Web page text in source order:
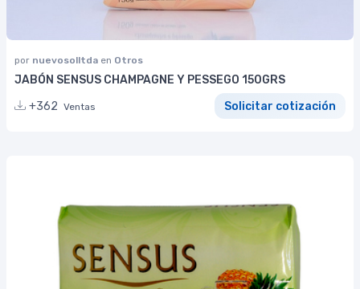
por nuevosolltda en Otros
JABÓN SENSUS CHAMPAGNE Y PESSEGO 150GRS
+362 Ventas Solicitar cotización